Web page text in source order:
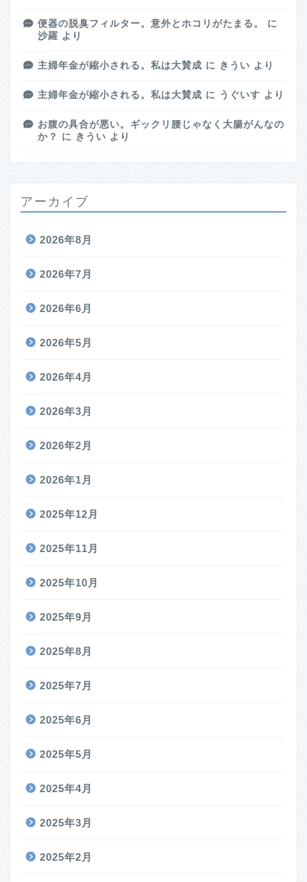
便器の脱臭フィルター。意外とホコリがたまる。
に
沙羅 より
主婦年金が縮小される。私は大賛成 に きうい より
主婦年金が縮小される。私は大賛成 に うぐいす より
お腹の具合が悪い。ギックリ腰じゃなく大腸がんなの
か？
に きうい より
アーカイブ
2026年8月
2026年7月
2026年6月
2026年5月
2026年4月
2026年3月
2026年2月
2026年1月
2025年12月
2025年11月
2025年10月
2025年9月
2025年8月
2025年7月
2025年6月
2025年5月
2025年4月
2025年3月
2025年2月